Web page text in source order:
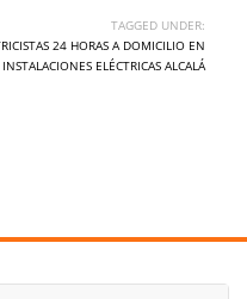
TAGGED UNDER:
24 HORAS A DOMICILIO EN
INSTALACIONES ELÉCTRICAS ALCALÁ